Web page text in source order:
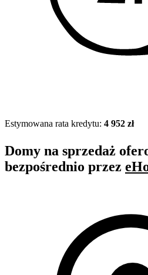
Estymowana rata kredytu: 4 952 zł
Domy na sprzedaż
bezpośrednio przez